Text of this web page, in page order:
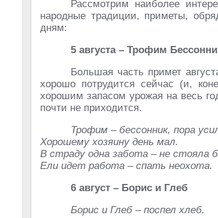
Рассмотрим наиболее
народные традиции, приметы,
дням:
5 августа – Трофим
Большая часть примет
хорошо потрудится сейчас (и,
хорошим запасом урожая на весь
почти не приходится.
Трофим – бессонник, пора
Хорошему хозяину день мал.
В страду одна забота – не стояла
Ели идет работа – спать неохота.
6 август – Борис и Глеб
Борис и Глеб – поспел хлеб.